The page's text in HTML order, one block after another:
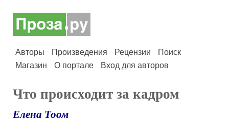
Авторы Произведения Рецензии
Поиск
Магазин
О портале Вход для авторов
Что происходит за кадром
Елена Тоом